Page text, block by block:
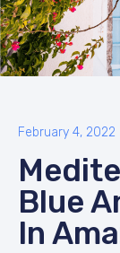
February 4, 2022
Blue
In